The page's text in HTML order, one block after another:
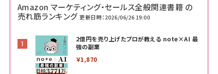
Amazon マーケティング・セールス全般関連書籍 の
売れ筋ランキング 更新日時：2026/06/26 19:00
2億円を売り上げたプロが教える note×AI 最
強の副業
￥1,870